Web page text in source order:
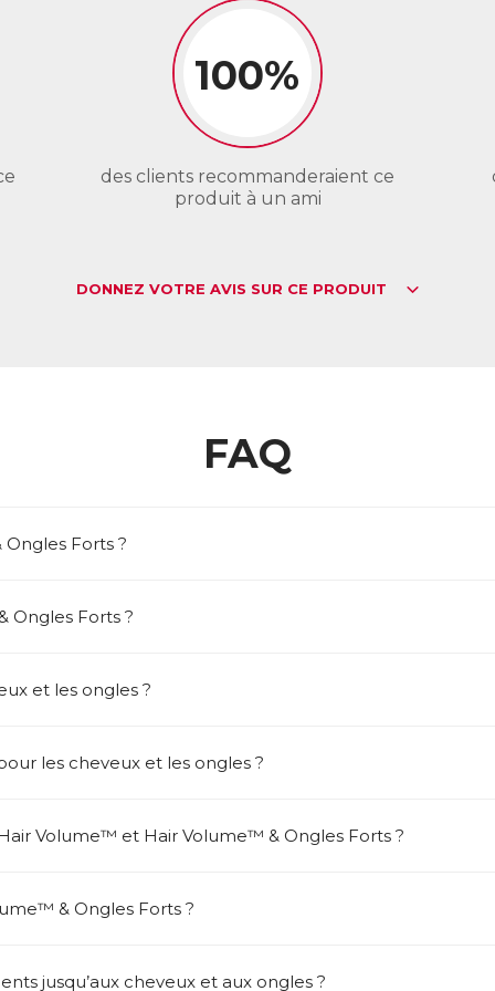
100%
des clients recommanderaient ce
produit à un ami
DONNEZ VOTRE AVIS SUR CE PRODUIT
FAQ
Forts ?
Ongles Forts ?
et les ongles ?
les cheveux et les ongles ?
Volume™ et Hair Volume™ & Ongles Forts ?
& Ongles Forts ?
jusqu’aux cheveux et aux ongles ?